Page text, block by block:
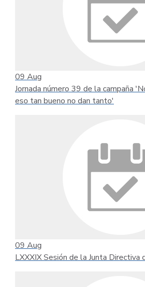
09 Aug
Jornada número 39 de la campaña
eso tan bueno no dan tanto'
09 Aug
LXXXIX Sesión de la Junta Directiva